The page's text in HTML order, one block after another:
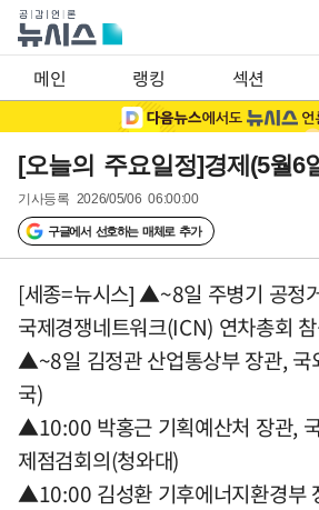
메인 랭킹 섹션
[오늘의 주요일정]경제(5월6
기사등록 2026/05/06 06:00:00
구글에서 선호하는 매체로 추가
[세종=뉴시스] ▲~8일 주병기 공정
국제경쟁네트워크(ICN) 연차총회
▲~8일 김정관 산업통상부 장관, 국
국)
▲10:00 박홍근 기획예산처 장관,
제점검회의(청와대)
▲10:00 김성환 기후에너지환경부